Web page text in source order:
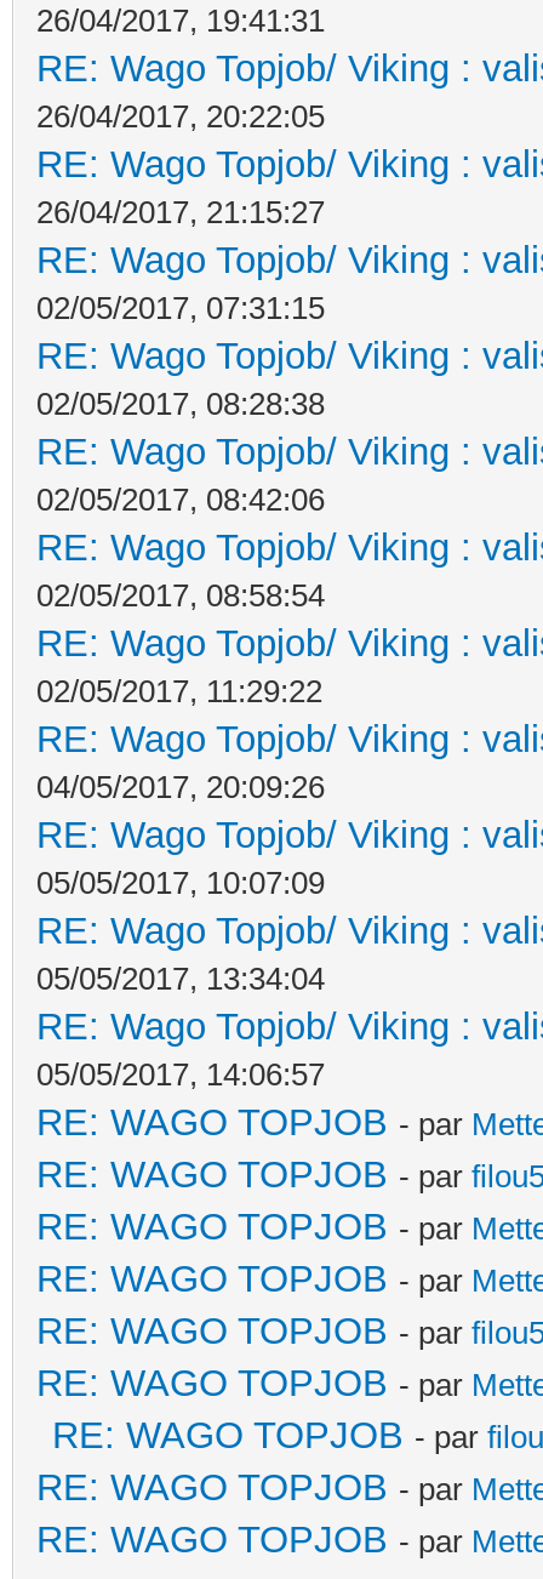
26/04/2017, 19:41:31
RE: Wago Topjob/ Viking :
26/04/2017, 20:22:05
RE: Wago Topjob/ Viking :
26/04/2017, 21:15:27
RE: Wago Topjob/ Viking :
02/05/2017, 07:31:15
RE: Wago Topjob/ Viking :
02/05/2017, 08:28:38
RE: Wago Topjob/ Viking :
02/05/2017, 08:42:06
RE: Wago Topjob/ Viking :
02/05/2017, 08:58:54
RE: Wago Topjob/ Viking :
02/05/2017, 11:29:22
RE: Wago Topjob/ Viking :
04/05/2017, 20:09:26
RE: Wago Topjob/ Viking :
05/05/2017, 10:07:09
RE: Wago Topjob/ Viking :
05/05/2017, 13:34:04
RE: Wago Topjob/ Viking :
05/05/2017, 14:06:57
RE: WAGO TOPJOB - par
RE: WAGO TOPJOB - par
RE: WAGO TOPJOB - par
RE: WAGO TOPJOB - par
RE: WAGO TOPJOB - par
RE: WAGO TOPJOB - par
RE: WAGO TOPJOB - par
RE: WAGO TOPJOB - par
RE: WAGO TOPJOB - par